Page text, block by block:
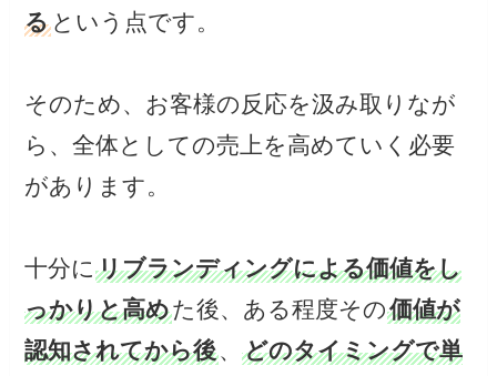
る という点です。
そのため、お客様の反応を汲み取りなが
ら、全体としての売上を高めていく必要
があります。
十分にリブランディングによる価値をし
っかりと高めた後、ある程度その価値が
認知されてから後、どのタイミングで単